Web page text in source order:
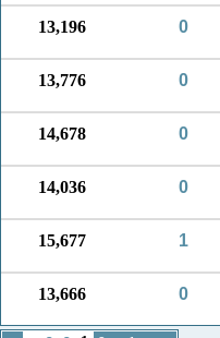
0
13,196
0
13,776
0
14,678
0
14,036
1
15,677
0
13,666